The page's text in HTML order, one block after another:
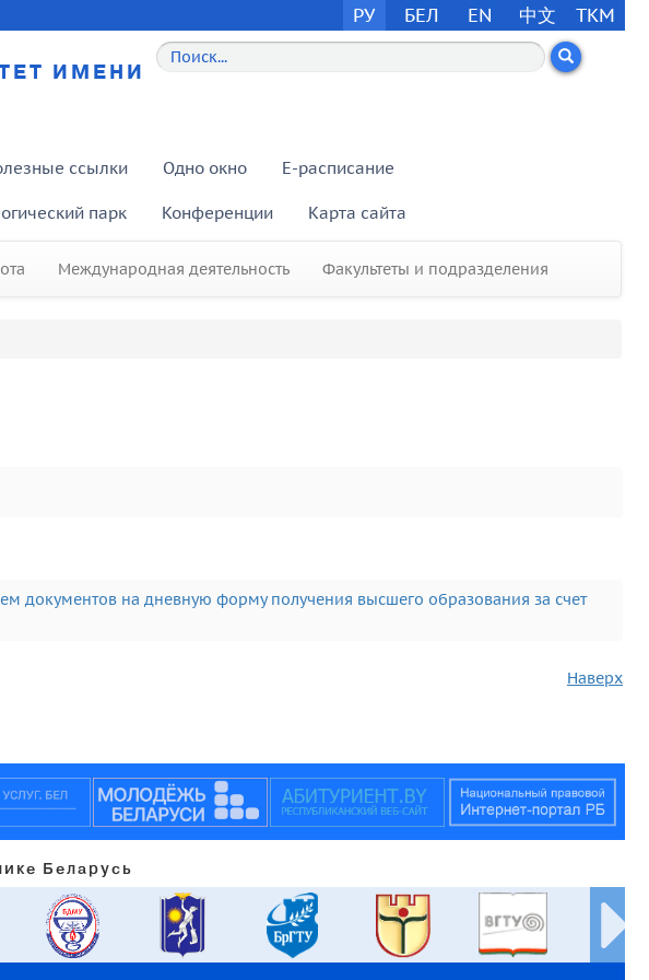
РУ БЕЛ EN 中文 TKM
ИМЕНИ
ссылки Одно окно E-расписание
парк Конференции Карта сайта
Международная деятельность Факультеты и подразделения
документов на дневную форму получения высшего образования за счет
Наверх
Беларусь